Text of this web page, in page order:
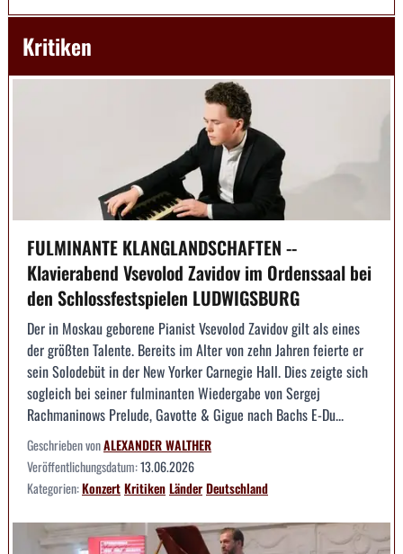
Kritiken
FULMINANTE KLANGLANDSCHAFTEN --
Klavierabend Vsevolod Zavidov im Ordenssaal bei
den Schlossfestspielen LUDWIGSBURG
Der in Moskau geborene Pianist Vsevolod Zavidov gilt als eines
der größten Talente. Bereits im Alter von zehn Jahren feierte er
sein Solodebüt in der New Yorker Carnegie Hall. Dies zeigte sich
sogleich bei seiner fulminanten Wiedergabe von Sergej
Rachmaninows Prelude, Gavotte & Gigue nach Bachs E-Du...
Geschrieben vonALEXANDER WALTHER
Veröffentlichungsdatum:13.06.2026
Kategorien:KonzertKritikenLänderDeutschland